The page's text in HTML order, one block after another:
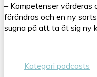
– Kompetenser värderas
förändras och en ny
sugna på att ta åt sig ny
Kategori podcasts